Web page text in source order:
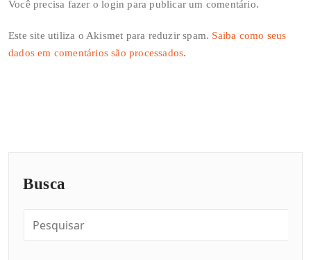
Você precisa fazer ologin para publicar um comentário.
Este site utiliza o Akismet para reduzir spam. Saiba como seus
dados em comentários são processados.
Busca